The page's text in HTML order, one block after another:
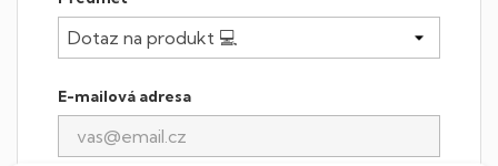
E-mailová adresa